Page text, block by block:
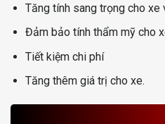
Tăng tính sang trọng cho
Đảm bảo tính thẩm mỹ cho
Tiết kiệm chi phí
Tăng thêm giá trị cho xe.